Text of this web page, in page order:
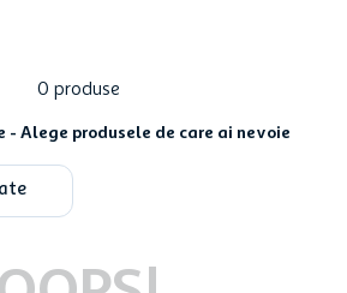
0 produse
- Alege produsele de care ai nevoie